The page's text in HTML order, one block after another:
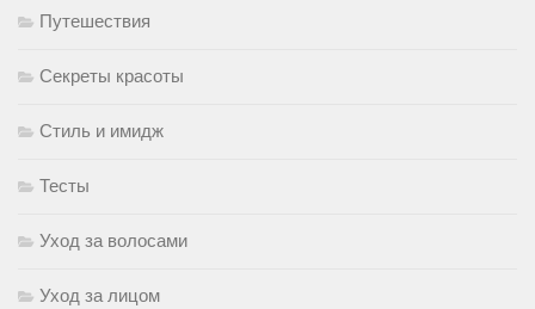
Путешествия
Секреты красоты
Стиль и имидж
Тесты
Уход за волосами
Уход за лицом